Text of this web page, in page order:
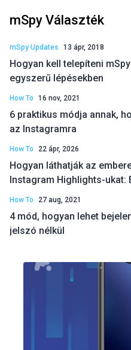
mSpy Választék
mSpy Updates 13 ápr, 2018
Hogyan kell telepíteni
egyszerű lépésekben
How To 16 nov, 2021
6 praktikus módja annak,
az Instagramra
How To 22 ápr, 2026
Hogyan láthatják az
Instagram Highlights-ukat:
How To 27 aug, 2021
4 mód, hogyan lehet
jelszó nélkül